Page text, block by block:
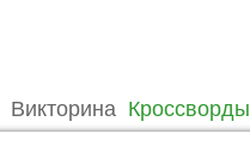
Викторина Кроссворды